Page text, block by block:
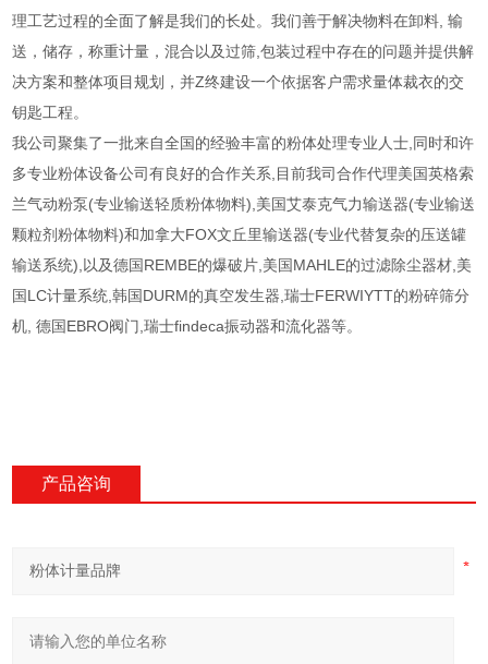
理工艺过程的全面了解是我们的长处。我们善于解决物料在卸料, 输
送，储存，称重计量，混合以及过筛,包装过程中存在的问题并提供解
决方案和整体项目规划，并Z终建设一个依据客户需求量体裁衣的交
钥匙工程。
我公司聚集了一批来自全国的经验丰富的粉体处理专业人士,同时和许
多专业粉体设备公司有良好的合作关系,目前我司合作代理美国英格索
兰气动粉泵(专业输送轻质粉体物料),美国艾泰克气力输送器(专业输送
颗粒剂粉体物料)和加拿大FOX文丘里输送器(专业代替复杂的压送罐
输送系统),以及德国REMBE的爆破片,美国MAHLE的过滤除尘器材,美
国LC计量系统,韩国DURM的真空发生器,瑞士FERWIYTT的粉碎筛分
机, 德国EBRO阀门,瑞士findeca振动器和流化器等。
产品咨询